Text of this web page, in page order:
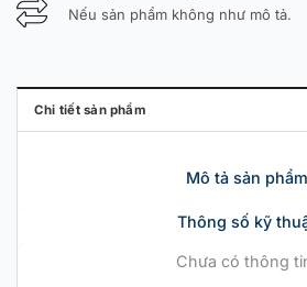
Nếu sản phẩm không như mô tả.
Chi tiết sản phẩm
Mô tả sản phẩm
Thông số kỹ
Chưa có thông